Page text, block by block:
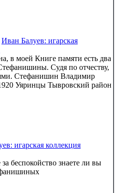
Иван Балуев: игарская
в моей Книге памяти есть два
Судя по отчеству,
Стефанишин Владимир
Уяринцы Тывровский район
игарская коллекция
беспокойство знаете ли вы